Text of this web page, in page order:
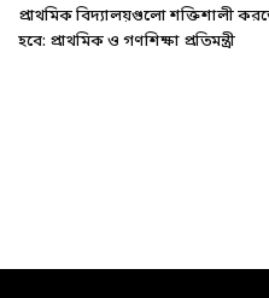
প্রাথমিক বিদ্যালয়গুলো শক্তিশালী
হবে: প্রাথমিক ও গণশিক্ষা প্রতিমন্ত্রী